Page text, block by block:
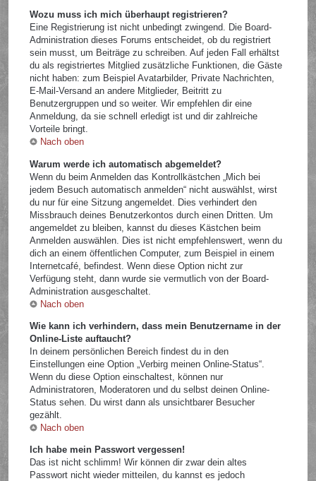
Wozu muss ich mich überhaupt registrieren?
Eine Registrierung ist nicht unbedingt zwingend. Die Board-
Administration dieses Forums entscheidet, ob du registriert
sein musst, um Beiträge zu schreiben. Auf jeden Fall erhältst
du als registriertes Mitglied zusätzliche Funktionen, die Gäste
nicht haben: zum Beispiel Avatarbilder, Private Nachrichten,
E-Mail-Versand an andere Mitglieder, Beitritt zu
Benutzergruppen und so weiter. Wir empfehlen dir eine
Anmeldung, da sie schnell erledigt ist und dir zahlreiche
Vorteile bringt.
Nach oben
Warum werde ich automatisch abgemeldet?
Wenn du beim Anmelden das Kontrollkästchen „Mich bei
jedem Besuch automatisch anmelden“ nicht auswählst, wirst
du nur für eine Sitzung angemeldet. Dies verhindert den
Missbrauch deines Benutzerkontos durch einen Dritten. Um
angemeldet zu bleiben, kannst du dieses Kästchen beim
Anmelden auswählen. Dies ist nicht empfehlenswert, wenn du
dich an einem öffentlichen Computer, zum Beispiel in einem
Internetcafé, befindest. Wenn diese Option nicht zur
Verfügung steht, dann wurde sie vermutlich von der Board-
Administration ausgeschaltet.
Nach oben
Wie kann ich verhindern, dass mein Benutzername in der
Online-Liste auftaucht?
In deinem persönlichen Bereich findest du in den
Einstellungen eine Option „Verbirg meinen Online-Status“.
Wenn du diese Option einschaltest, können nur
Administratoren, Moderatoren und du selbst deinen Online-
Status sehen. Du wirst dann als unsichtbarer Besucher
gezählt.
Nach oben
Ich habe mein Passwort vergessen!
Das ist nicht schlimm! Wir können dir zwar dein altes
Passwort nicht wieder mitteilen, du kannst es jedoch